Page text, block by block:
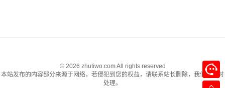
© 2026 zhutiwo.com All rights reserved
本站发布的内容部分来源于网络，若侵犯到您的权益，请联系站长删除，我们将及时
处理。